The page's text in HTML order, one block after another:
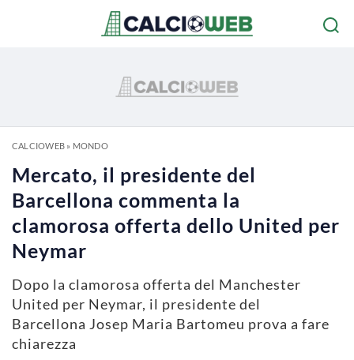
CALCIOWEB» MONDO
Mercato, il presidente del
Barcellona commenta la
clamorosa offerta dello United per
Neymar
Dopo la clamorosa offerta del Manchester
United per Neymar, il presidente del
Barcellona Josep Maria Bartomeu prova a fare
chiarezza